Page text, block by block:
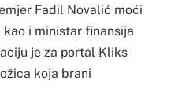
Fadil Novalić moći
i ministar finansija
je za portal Kliks
koja brani